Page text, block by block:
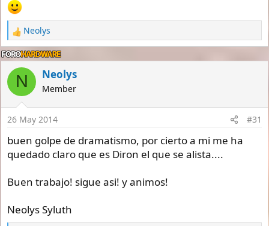
R
e
a
c
i
n
s
:
Neolys
N Neolys
Member
26 May 2014 #31
buen golpe de dramatismo, por cierto a mi me ha
quedado claro que es Diron el que se alista....
Buen trabajo! sigue asi! y animos!
Neolys Syluth